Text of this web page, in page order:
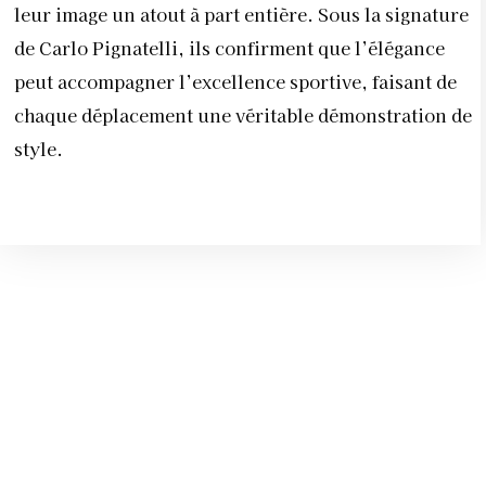
leur image un atout à part entière. Sous la signature
de Carlo Pignatelli, ils confirment que l’élégance
peut accompagner l’excellence sportive, faisant de
chaque déplacement une véritable démonstration de
style.